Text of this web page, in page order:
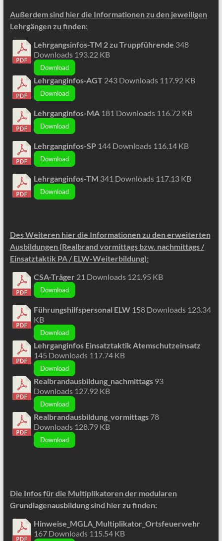
Außerdem sind hier die Informationen zu den jeweiligen
Lehrgängen zu finden:
Lehrgangsinfos-TM 2 zu Truppführende 348
Downloads 193.22 KB
Download
Lehrganginfos-AGT 243 Downloads 117.92 KB
Download
Lehrganginfos-MA 181 Downloads 116.72 KB
Download
Lehrganginfos-SP 144 Downloads 116.14 KB
Download
Lehrganginfos-TM 341 Downloads 117.13 KB
Download
Des Weiteren hier die Informationen zu den erweiterten
Ausbildungen (Realbrand vormittags bzw. nachmittags /
Einsatztaktik PA / ELW-Weiterbildung):
CSA-Träger 21 Downloads 121.95 KB
Download
Führungshilfspersonal ELW 158 Downloads 123.34
KB
Download
Lehrganginfos Einsatztaktik Atemschutzeinsatz
145 Downloads 117.74 KB
Download
Realbrandausbildung_nachmittags 93
Downloads 127.92 KB
Download
Realbrandausbildung_vormittags 78
Downloads 128.79 KB
Download
Die Infos für die Multiplikatoren der modularen
Grundlagenausbildung sind hier zu finden:
Hinweise_MGLA_Multiplikator_Ortsfeuerwehr
167 Downloads 115.54 KB